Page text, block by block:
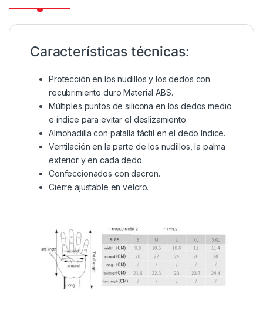
Características técnicas:
Protección en los nudillos y los dedos con
recubrimiento duro Material ABS.
Múltiples puntos de silicona en los dedos medio
e índice para evitar el deslizamiento.
Almohadilla con patalla táctil en el dedo índice.
Ventilación en la parte de los nudillos, la palma
exterior y en cada dedo.
Confeccionados con dacron.
Cierre ajustable en velcro.